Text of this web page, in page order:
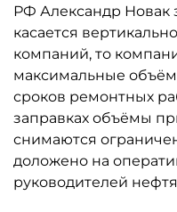
РФ Александр Новак
касается
компаний, то
максимальные
сроков ремонтных
заправках объёмы
снимаются
доложено на
руководителей